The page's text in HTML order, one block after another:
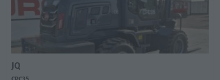
JQ